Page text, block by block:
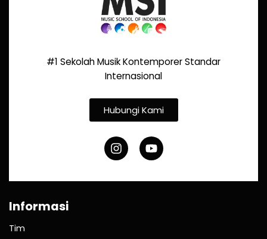
#1 Sekolah Musik Kontemporer Standar
Internasional
Hubungi Kami
Informasi
Tim